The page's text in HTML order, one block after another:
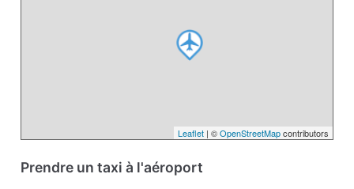
Leaflet| ©OpenStreetMapcontributors
Prendre un taxi à l'aéroport